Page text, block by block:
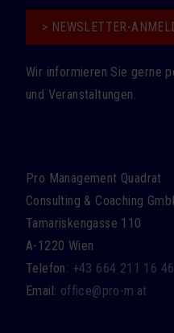
> NEWSLETTER-
Wir informieren Sie gerne
und Veranstaltungen.
Pro Management Quadrat
Consulting & Coaching
Tamariskengasse 110
A-1220 Wien
Telefon: +43 664 211 16 46
Email: office@pro-m.at